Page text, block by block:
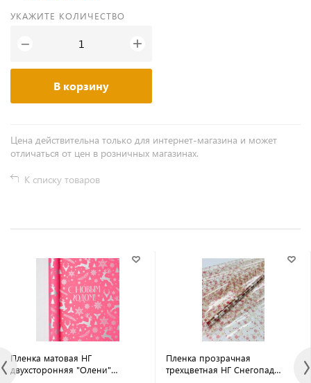
УКАЖИТЕ КОЛИЧЕСТВО
− +
В корзину
Цена действительна только для интернет-магазина и может
отличаться от цен в розничных магазинах.
К списку товаров
Пленка матовая НГ
двухсторонняя "Олени"
Пленка прозрачная
трехцветная НГ Снегопад